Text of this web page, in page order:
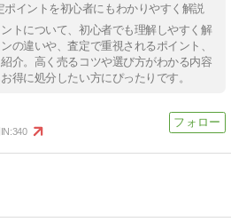
ポイントを初心者にもわかりやすく解説
トについて、初心者でも理解しやすく解
の違いや、査定で重視されるポイント、
介。高く売るコツや選び方がわかる内容
得に処分したい方にぴったりです。
340